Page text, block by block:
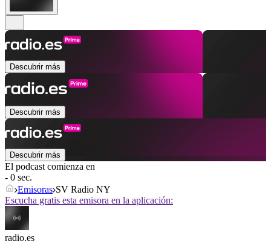
Descubrir más
Descubrir más
Descubrir más
El podcast comienza en
- 0 sec.
Emisoras SV Radio NY
Escucha gratis esta emisora en la aplicación:
radio.es